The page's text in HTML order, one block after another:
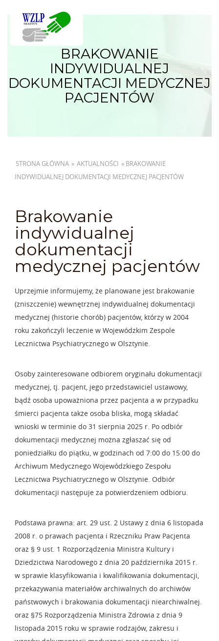
BRAKOWANIE
INDYWIDUALNEJ
DOKUMENTACJI MEDYCZNEJ
PACJENTÓW
STRONA GŁÓWNA » AKTUALNOŚCI » BRAKOWANIE
INDYWIDUALNEJ DOKUMENTACJI MEDYCZNEJ PACJENTÓW
Brakowanie
indywidualnej
dokumentacji
medycznej pacjentów
Uprzejmie informujemy, że planowane jest brakowanie
(zniszczenie) wewnętrznej indywidualnej dokumentacji
medycznej (historie chorób) pacjentów, którzy w 2004
roku zakończyli leczenie w Wojewódzkim Zespole
Lecznictwa Psychiatrycznego w Olsztynie.
Osoby zainteresowane odbiorem oryginału dokumentacji
medycznej, tj. pacjent, jego przedstawiciel ustawowy,
bądź osoba upoważniona przez pacjenta a w przypadku
śmierci pacjenta także osoba bliska, mogą składać
wnioski w terminie do 31 sierpnia 2025 r. Po odbiór
dokumentacji medycznej można zgłaszać się od
poniedziałku do piątku, w godzinach od 7:00 do 15:00 do
Archiwum Medycznego Wojewódzkiego Zespołu
Lecznictwa Psychiatrycznego w Olsztynie. Odbiór
dokumentacji następuje za potwierdzeniem odbioru.
Podstawa prawna: art. 29 ust. 2 Ustawy z dnia 6 listopada
2008 r. o prawach pacjenta i Rzeczniku Praw Pacjenta
oraz § 9 ust. 1 Rozporządzenia Ministra Kultury i
Dziedzictwa Narodowego z dnia 20 października 2015 r.
w sprawie klasyfikowania i kwalifikowania dokumentacji,
przekazywania materiałów archiwalnych do archiwów
państwowych i brakowania dokumentacji niearchiwalnej.
oraz §75 Rozporządzenia Ministra Zdrowia z dnia 9
listopada 2015 roku w sprawie rodzajów, zakresu i